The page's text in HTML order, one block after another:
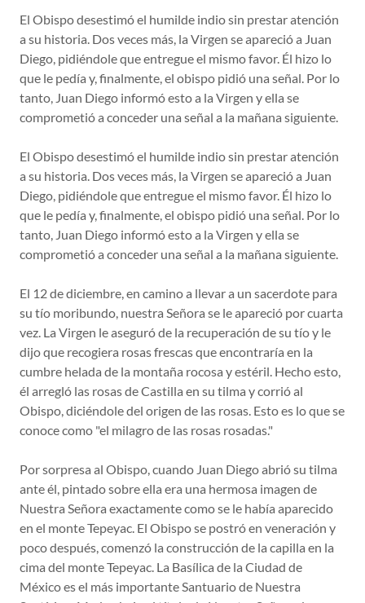
El Obispo desestimó el humilde indio sin prestar atención
a su historia. Dos veces más, la Virgen se apareció a Juan
Diego, pidiéndole que entregue el mismo favor. Él hizo lo
que le pedía y, finalmente, el obispo pidió una señal. Por lo
tanto, Juan Diego informó esto a la Virgen y ella se
comprometió a conceder una señal a la mañana siguiente.
El Obispo desestimó el humilde indio sin prestar atención
a su historia. Dos veces más, la Virgen se apareció a Juan
Diego, pidiéndole que entregue el mismo favor. Él hizo lo
que le pedía y, finalmente, el obispo pidió una señal. Por lo
tanto, Juan Diego informó esto a la Virgen y ella se
comprometió a conceder una señal a la mañana siguiente.
El 12 de diciembre, en camino a llevar a un sacerdote para
su tío moribundo, nuestra Señora se le apareció por cuarta
vez. La Virgen le aseguró de la recuperación de su tío y le
dijo que recogiera rosas frescas que encontraría en la
cumbre helada de la montaña rocosa y estéril. Hecho esto,
él arregló las rosas de Castilla en su tilma y corrió al
Obispo, diciéndole del origen de las rosas. Esto es lo que se
conoce como "el milagro de las rosas rosadas."
Por sorpresa al Obispo, cuando Juan Diego abrió su tilma
ante él, pintado sobre ella era una hermosa imagen de
Nuestra Señora exactamente como se le había aparecido
en el monte Tepeyac. El Obispo se postró en veneración y
poco después, comenzó la construcción de la capilla en la
cima del monte Tepeyac. La Basílica de la Ciudad de
México es el más importante Santuario de Nuestra